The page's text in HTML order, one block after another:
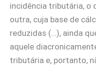
incidência tributária, o
outra, cuja base de
reduzidas (…), ainda
aquele
tributária e, portanto,